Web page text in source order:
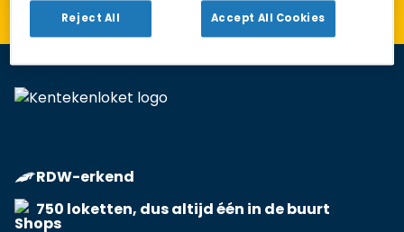
RDW-erkend
750 loketten, dus altijd één in de buurt
Reject All Accept All Cookies